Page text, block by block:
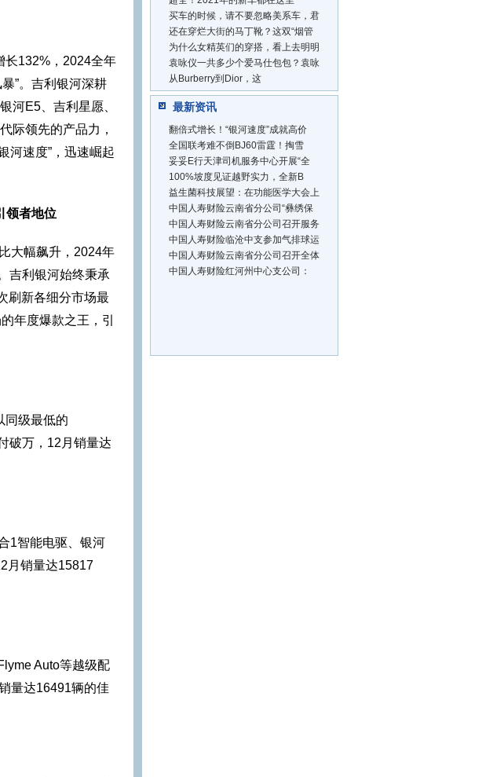
长132%，2024全年
”。吉利银河深耕
河E5、吉利星愿、
际领先的产品力，
河速度”，迅速崛起
领者地位
大幅飙升，2024年
吉利银河始终秉承
刷新各细分市场最
年度爆款之王，引
同级最低的
破万，12月销量达
1智能电驱、银河
月销量达15817
Auto等越级配
量达16491辆的佳
买车的时候，请不要忽略美系车，君
还在穿烂大街的马丁靴？这双“烟管
为什么女精英们的穿搭，看上去明明
袁咏仪一共多少个爱马仕包包？袁咏
从Burberry到Dior，这
最新资讯
翻倍式增长！“银河速度”成就高价
全国联考难不倒BJ60雷霆！掏雪
妥妥E行天津司机服务中心开展“全
100%坡度见证越野实力，全新B
益生菌科技展望：在功能医学大会上
中国人寿财险云南省分公司“彝绣保
中国人寿财险云南省分公司召开服务
中国人寿财险临沧中支参加气排球运
中国人寿财险云南省分公司召开全体
中国人寿财险红河州中心支公司：